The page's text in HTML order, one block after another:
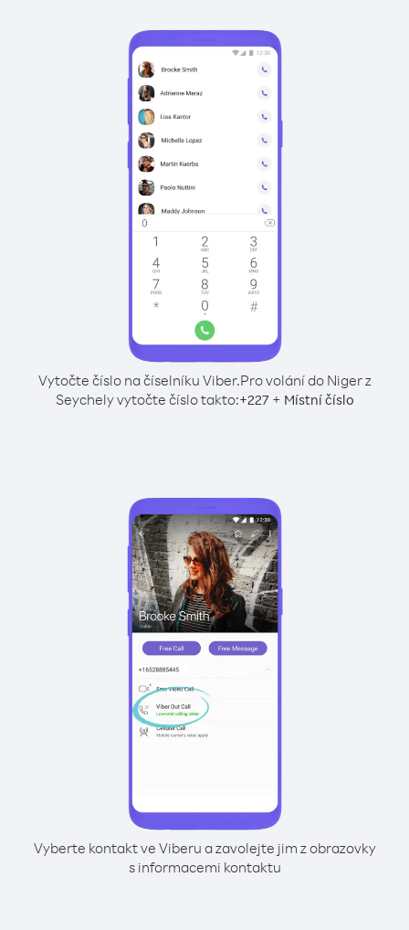
Vytočte číslo na číselníku Viber.Pro volání do Niger z
Seychely vytočte číslo takto:+227+ Místní číslo
Vyberte kontakt ve Viberu a zavolejte jim z obrazovky
s informacemi kontaktu